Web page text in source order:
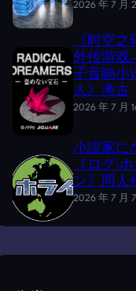
2026 年 7 月
《时空之
外传游戏
子音响小
人》考古
2026 年 7 月
小説家に
《ログ·
ン》同人
2026 年 7 月